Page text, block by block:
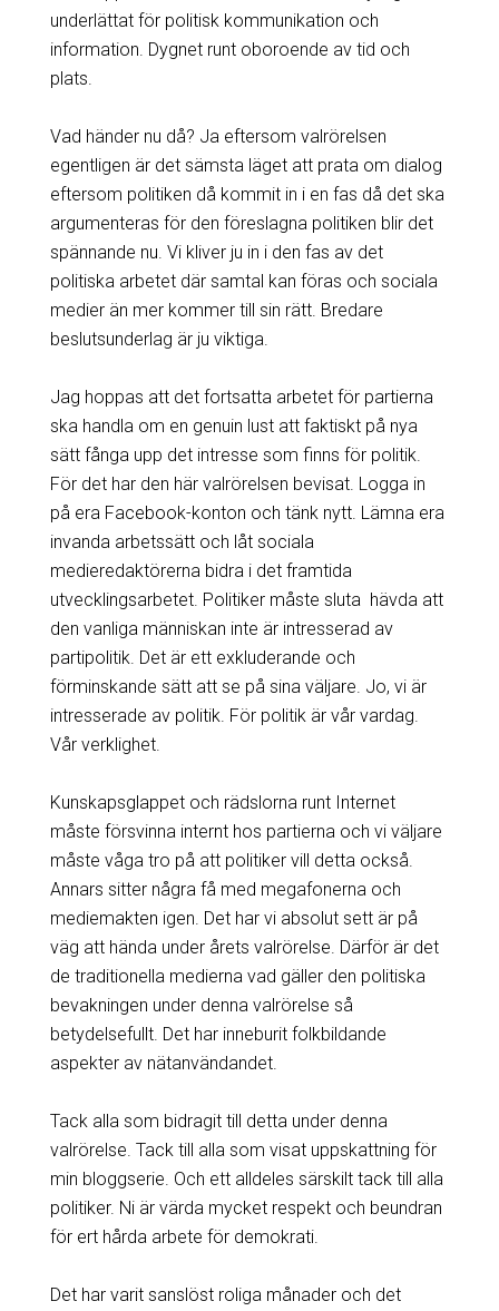
underlättat för politisk kommunikation och
information. Dygnet runt oboroende av tid och
plats.
Vad händer nu då? Ja eftersom valrörelsen
egentligen är det sämsta läget att prata om dialog
eftersom politiken då kommit in i en fas då det ska
argumenteras för den föreslagna politiken blir det
spännande nu. Vi kliver ju in i den fas av det
politiska arbetet där samtal kan föras och sociala
medier än mer kommer till sin rätt. Bredare
beslutsunderlag är ju viktiga.
Jag hoppas att det fortsatta arbetet för partierna
ska handla om en genuin lust att faktiskt på nya
sätt fånga upp det intresse som finns för politik.
För det har den här valrörelsen bevisat. Logga in
på era Facebook-konton och tänk nytt. Lämna era
invanda arbetssätt och låt sociala
medieredaktörerna bidra i det framtida
utvecklingsarbetet. Politiker måste sluta hävda att
den vanliga människan inte är intresserad av
partipolitik. Det är ett exkluderande och
förminskande sätt att se på sina väljare. Jo, vi är
intresserade av politik. För politik är vår vardag.
Vår verklighet.
Kunskapsglappet och rädslorna runt Internet
måste försvinna internt hos partierna och vi väljare
måste våga tro på att politiker vill detta också.
Annars sitter några få med megafonerna och
mediemakten igen. Det har vi absolut sett är på
väg att hända under årets valrörelse. Därför är det
de traditionella medierna vad gäller den politiska
bevakningen under denna valrörelse så
betydelsefullt. Det har inneburit folkbildande
aspekter av nätanvändandet.
Tack alla som bidragit till detta under denna
valrörelse. Tack till alla som visat uppskattning för
min bloggserie. Och ett alldeles särskilt tack till alla
politiker. Ni är värda mycket respekt och beundran
för ert hårda arbete för demokrati.
Det har varit sanslöst roliga månader och det